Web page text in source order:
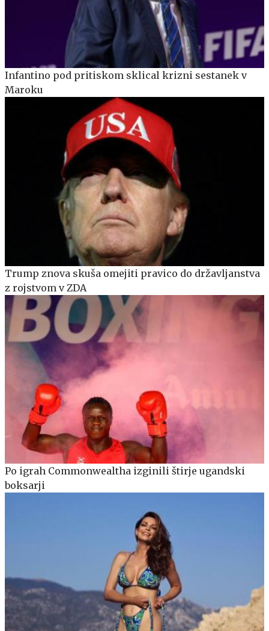
Infantino pod pritiskom sklical krizni sestanek v
Maroku
Trump znova skuša omejiti pravico do državljanstva
z rojstvom v ZDA
Po igrah Commonwealtha izginili štirje ugandski
boksarji